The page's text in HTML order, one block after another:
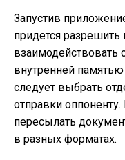
Запустив
придется
взаимодействовать
внутренней
следует выбрать
отправки
пересылать
в разных форматах.